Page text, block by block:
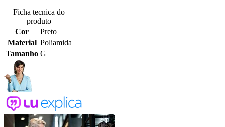
Ficha tecnica do
produto
Cor
Preto
Material Poliamida
Tamanho G